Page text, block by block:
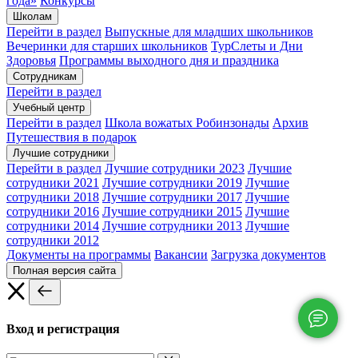
Школам
Перейти в раздел Выпускные для младших школьников
Вечеринки для старших школьников ТурСлеты и Дни
Здоровья Программы выходного дня и праздника​
Сотрудникам
Перейти в раздел
Учебный центр
Перейти в раздел Школа вожатых Робинзонады Архив
Путешествия в подарок
Лучшие сотрудники
Перейти в раздел Лучшие сотрудники 2023 Лучшие
сотрудники 2021 Лучшие сотрудники 2019 Лучшие
сотрудники 2018 Лучшие сотрудники 2017 Лучшие
сотрудники 2016 Лучшие сотрудники 2015 Лучшие
сотрудники 2014 Лучшие сотрудники 2013 Лучшие
сотрудники 2012
Документы на программы Вакансии Загрузка документов
Полная версия сайта
Вход и регистрация